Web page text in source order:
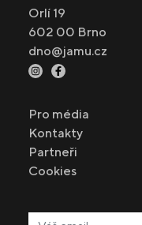
Orlí 19
602 00 Brno
dno@jamu.cz
Pro média
Kontakty
Partneři
Cookies